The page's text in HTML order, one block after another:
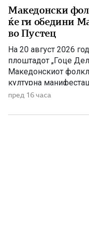
Македонски
ќе ги обедини
во Пустец
На 20 август 2026
плоштадот „Гоце
Македонскиот
културна
Македонците од
Фестивалот ќе биде
пред 16 часа